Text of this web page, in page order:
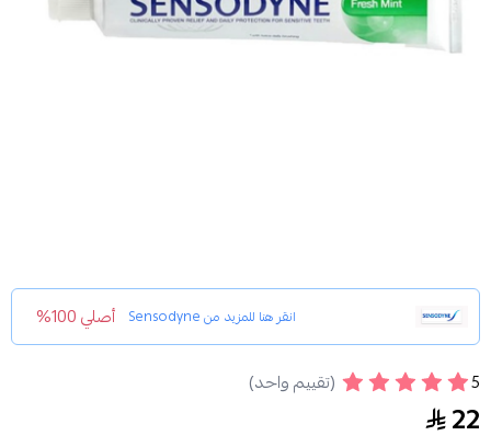
انقر هنا للمزيد منSensodyne أصلي 100%
معجون سنسوداين بالنعناع المنعش 75مل
5 (تقييم واحد)
22